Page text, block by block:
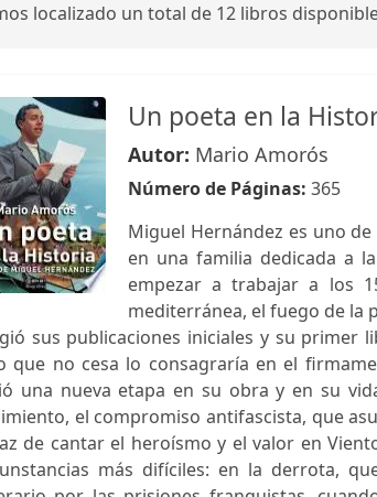
localizado un total de 12 libros
Un poeta en la
Autor: Mario Amorós
Número de Páginas: 365
Miguel Hernández es uno
en una familia dedicada a
empezar a trabajar a los
mediterránea, el fuego de la
sus publicaciones iniciales y su primer
que no cesa lo consagraría en el
una nueva etapa en su obra y en su
el compromiso antifascista, que
de cantar el heroísmo y el valor en
más difíciles: en la derrota,